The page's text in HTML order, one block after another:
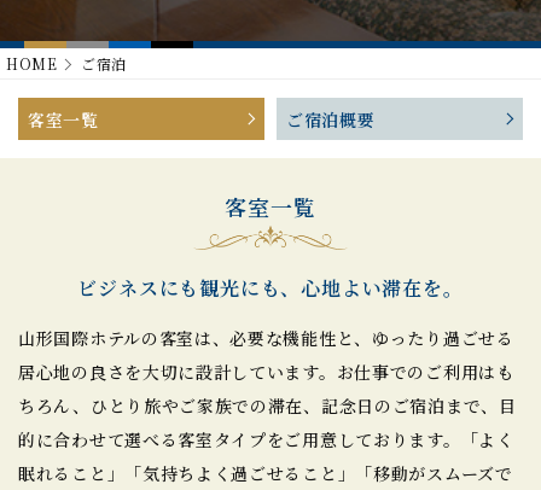
HOME ご宿泊
客室一覧 ご宿泊概要
客室一覧
ビジネスにも観光にも、心地よい滞在を。
山形国際ホテルの客室は、必要な機能性と、 ゆったり過ごせる
居心地の良さを大切に設計しています。 お仕事でのご利用はも
ちろん、ひとり旅やご家族での滞在、記念日のご宿泊まで、
目
的に合わせて選べる客室タイプをご用意しております。
「よく
眠れること」「気持ちよく過ごせること」「移動がスムーズで